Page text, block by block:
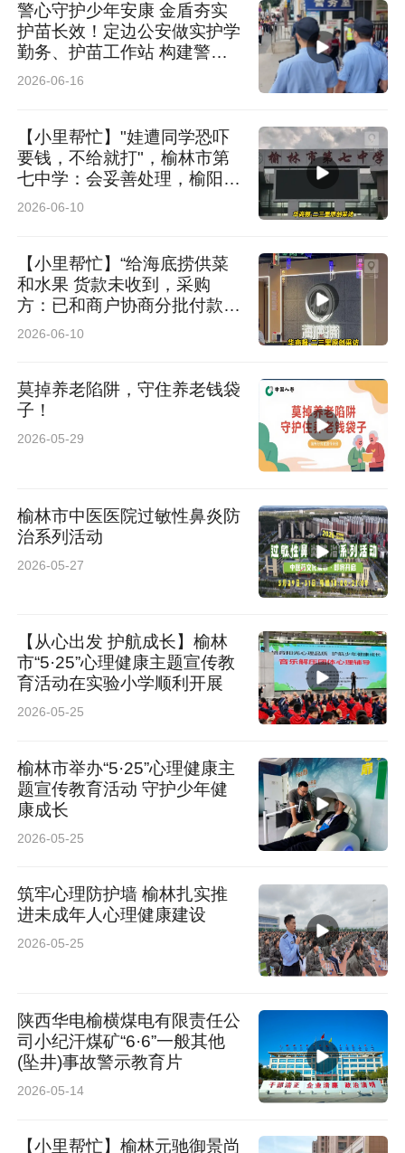
警心守护少年安康 金盾夯实
护苗长效！定边公安做实护学
勤务、护苗工作站 构建警校
联动防护体
2026-06-16
【小里帮忙】"娃遭同学恐吓
要钱，不给就打"，榆林市第
七中学：会妥善处理，榆阳区
教体局：已立案
2026-06-10
【小里帮忙】“给海底捞供菜
和水果 货款未收到，采购
方：已和商户协商分批付款，
海底捞榆林榆星店：给第三方
2026-06-10
莫掉养老陷阱，守住养老钱袋
子！
2026-05-29
榆林市中医医院过敏性鼻炎防
治系列活动
2026-05-27
【从心出发 护航成长】榆林
市“5·25”心理健康主题宣传教
育活动在实验小学顺利开展
2026-05-25
榆林市举办“5·25”心理健康主
题宣传教育活动 守护少年健
康成长
2026-05-25
筑牢心理防护墙 榆林扎实推
进未成年人心理健康建设
2026-05-25
陕西华电榆横煤电有限责任公
司小纪汗煤矿“6·6”一般其他
(坠井)事故警示教育片
2026-05-14
【小里帮忙】榆林元驰御景尚